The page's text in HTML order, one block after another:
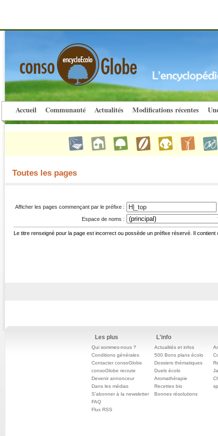
Accueil Communauté Actualités Modifications récentes
Toutes les pages
Afficher les pages commençant par le préfixe :
Espace de noms :
Le titre renseigné pour la page est incorrect ou possède un préfixe réservé. Il
Les plus
Qui sommes-nous ?
Conditions générales
Contacter consoGlobe
consoGlobe recrute
Devenir annonceur
Dans les médias
S'abonner à la newsletter
FAQ
Flux RSS
L'info
Actualités et infos
500 Bons plans écolo
Dossiers thématiques
Duels écolo
Aromathérapie
Recettes bio
Bonnes résolutions